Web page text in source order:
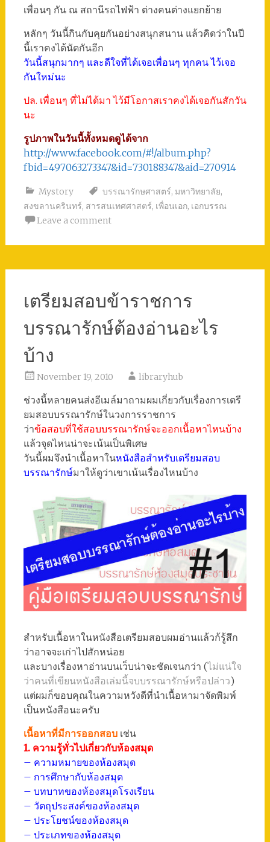
เพื่อนๆ กัน ณ สถานีรถไฟฟ้า ต่างคนต่างแยกย้าย
หลักๆ วันนี้กินกับคุยกันอย่างสนุกสนาน แล้วคิดว่าในปี
นี้เราคงได้นัดกันอีก
วันนี้สนุกมากๆ และดีใจที่ได้เจอเพื่อนๆ ทุกคน ไว้เจอ
กันใหม่นะ
ปล. เพื่อนๆ ที่ไม่ได้มา ไว้มีโอกาสเราคงได้เจอกันสักวัน
นะ
รูปภาพในวันนี้ทั้งหมดดูได้จาก
http://www.facebook.com/#!/album.php?
fbid=497063273347&id=730188347&aid=270914
Mystory บรรณารักษศาสตร์, มหาวิทยาลัย,
สงขลานครินทร์, สารสนเทศศาสตร์, เพื่อนเอก, เอกบรรณ
Leave a comment
เตรียมสอบข้าราชการ
บรรณารักษ์ต้องอ่านอะไร
บ้าง
November 19, 2010 libraryhub
ช่วงนี้หลายคนส่งอีเมล์มาถามผมเกี่ยวกับเรื่องการเตรี
ยมสอบบรรณารักษ์ในวงการราชการ
ว่าข้อสอบที่ใช้สอบบรรณารักษ์จะออกเนื้อหาไหนบ้าง
แล้วจุดไหนน่าจะเน้นเป็นพิเศษ
วันนี้ผมจึงนำเนื้อหาในหนังสือสำหรับเตรียมสอบ
บรรณารักษ์มาให้ดูว่าเขาเน้นเรื่องไหนบ้าง
สำหรับเนื้อหาในหนังสือเตรียมสอบผมอ่านแล้วก้รู้สึก
ว่าอาจจะเก่าไปสักหน่อย
และบางเรื่องหาอ่านบนเว็บน่าจะชัดเจนกว่า (ไม่แน่ใจ
ว่าคนที่เขียนหนังสือเล่มนี้จบบรรณารักษ์หรือปล่าว)
แต่ผมก็ขอบคุณในความหวังดีที่นำเนื้อหามาจัดพิมพ์
เป็นหนังสือนะครับ
เนื้อหาที่มีการออกสอบ เช่น
1. ความรู้ทั่วไปเกี่ยวกับห้องสมุด
– ความหมายของห้องสมุด
– การศึกษากับห้องสมุด
– บทบาทของห้องสมุดโรงเรียน
– วัตถุประสงค์ของห้องสมุด
– ประโยชน์ของห้องสมุด
– ประเภทของห้องสมุด